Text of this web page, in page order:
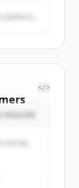
to
</>
overlap